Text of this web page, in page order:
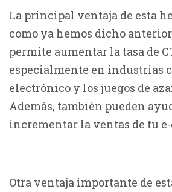
La principal ventaja de esta
como ya hemos dicho
permite aumentar la tasa de
especialmente en industrias
electrónico y los juegos de
Además, también pueden
incrementar la ventas de tu
Otra ventaja importante de